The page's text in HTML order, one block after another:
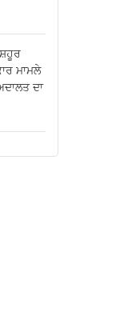
ਮਾਮਲੇ
ਦਾ